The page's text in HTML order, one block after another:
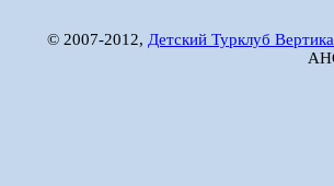
© 2007-2012, Детский Турклуб